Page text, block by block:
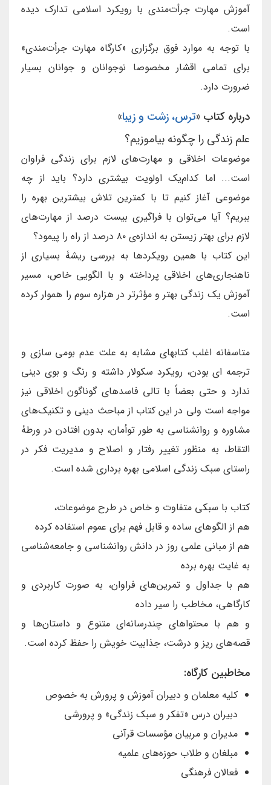
آموزش مهارت جرأت‌مندی با رویکرد اسلامی تدارک دیده
است.
با توجه به موارد فوق برگزاری «کارگاه مهارت جرأت‌مندی»
برای تمامی اقشار مخصوصا نوجوانان و جوانان بسیار
ضرورت دارد.
درباره کتاب «ترس، زشت و زیبا»
علم زندگی را چگونه بیاموزیم؟
موضوعات اخلاقی و مهارت‌های لازم برای زندگی فراوان
است... اما کدام‌یک اولویت بیشتری دارد؟ باید از چه
موضوعی آغاز کنیم تا با کمترین تلاش بیشترین بهره را
ببریم؟ آیا می‌توان با فراگیری بیست درصد از مهارت‌های
لازم برای بهتر زیستن به اندازه‌ی ۸۰ درصد از راه را پیمود؟
این کتاب با همین رویکردها به بررسی ریشۀ بسیاری از
ناهنجاری‌های اخلاقی پرداخته و با الگویی خاص، مسیر
آموزش یک زندگی بهتر و مؤثرتر در هزاره سوم را هموار کرده
است.
متاسفانه اغلب کتابهای مشابه به علت عدم بومی سازی و
ترجمه ای بودن، رویکرد سکولار داشته و رنگ و بوی دینی
ندارد و حتی بعضاً با تالی فاسدهای گوناگون اخلاقی نیز
مواجه است ولی در این کتاب از مباحث دینی و تکنیک‌های
مشاوره و روانشناسی به طور توأمان، بدون افتادن در ورطۀ
التقاط، به منظور تغییر رفتار و اصلاح و مدیریت فکر در
راستای سبک زندگی اسلامی بهره برداری شده است.
کتاب با سبکی متفاوت و خاص در طرح موضوعات،
هم از الگوهای ساده و قابل فهم برای عموم استفاده کرده
هم از مبانی علمی روز در دانش روانشناسی و جامعه‌شناسی
به غایت بهره برده
هم با جداول و تمرین‌های فراوان، به صورت کاربردی و
کارگاهی، مخاطب را سیر داده
و هم با محتواهای چندرسانه‌ای متنوع و داستان‌ها و
قصه‌های ریز و درشت، جذابیت خویش را حفظ کرده است.
مخاطبین کارگاه:
کلیه معلمان و دبیران آموزش و پرورش به خصوص
دبیران درس «تفکر و سبک زندگی» و پرورشی
مدیران و مربیان مؤسسات قرآنی
مبلغان و طلاب حوزه‌های علمیه
فعالان فرهنگی